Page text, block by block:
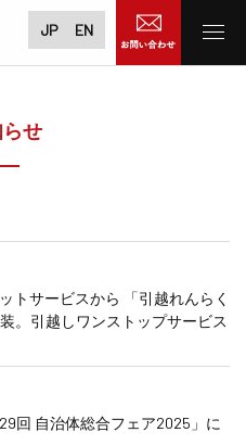
JP EN
せ
トサービスから 「引越れんらく
。引越しワンストップサービス
回 自治体総合フェア2025」に